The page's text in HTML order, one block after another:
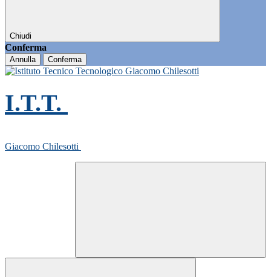
Chiudi
Conferma
Annulla Conferma
I.T.T.
Giacomo Chilesotti